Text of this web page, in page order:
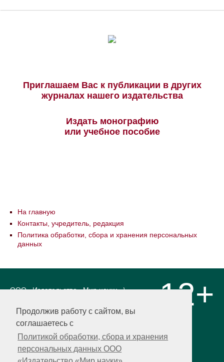
Продолжив работу с сайтом, вы
соглашаетесь с
Политикой обработки, сбора и хранения
персональных данных ООО
Приглашаем Вас к публикации в других
журналах нашего издательства
Издать монографию
или учебное пособие
На главную
Контакты, учредитель, редакция
Политика обработки, сбора и хранения персональных
данных
ООО «Издательство «Мир науки» \
LLC Материалы, размещенные на сайте,
охраняются Законом о защите авторских
прав. Публикация любых материалов
этого сайта запрещена без
предварительного согласования с
издательством. Авторские права на
12+